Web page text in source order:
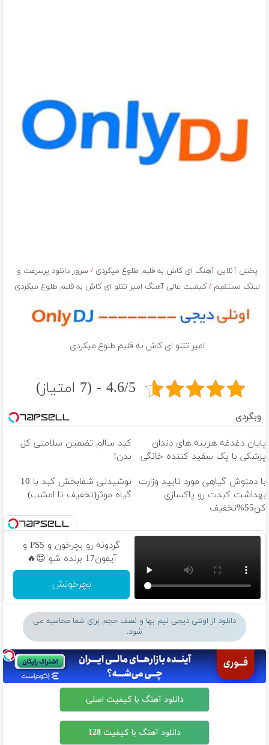
پخش آنلاین آهنگ اى كاش به قلبم طلوع ميكردى/ سرور دانلود پرسرعت و
لینک مستقیم/ کیفیت عالی آهنگ امیر تتلو اى كاش به قلبم طلوع ميكردى
امیر تتلو اى كاش به قلبم طلوع ميكردى
4.6/5 - (7 امتیاز)
وبگردی
پایان دغدغه هزینه های دندان
پزشکی با پک سفید کننده خانگی
کبد سالم تضمین سلامتی کل
بدن!
با دمنوش گیاهی مورد تایید وزارت
بهداشت کبدت رو پاکسازی
کن55%تخفیف
نوشیدنی شفابخش کبد با 10
گیاه موثر(تخفیف تا امشب)
گردونه رو بچرخون و PS5 و
آیفون17 برنده شو 😍🔥
بچرخونش
دانلود از اونلی دیجی نیم بها و نصف حجم برای شما محاسبه می
شود.
دانلود آهنگ با کیفیت اصلی
دانلود آهنگ با کیفیت 128